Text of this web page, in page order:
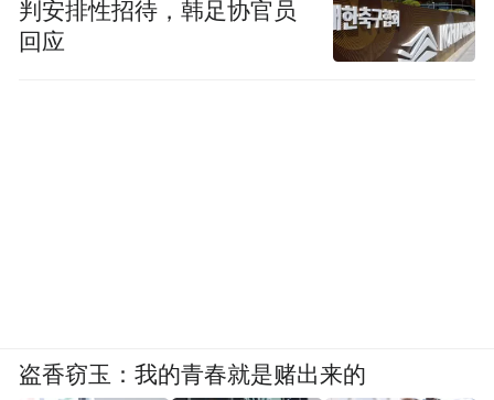
判安排性招待，韩足协官员
回应
盗香窃玉：我的青春就是赌出来的